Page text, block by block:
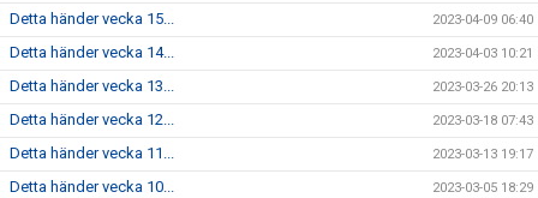
Detta händer vecka 15... 2023-04-09 06:40
Detta händer vecka 14... 2023-04-03 10:21
Detta händer vecka 13... 2023-03-26 20:13
Detta händer vecka 12... 2023-03-18 07:43
Detta händer vecka 11... 2023-03-13 19:17
Detta händer vecka 10... 2023-03-05 18:29